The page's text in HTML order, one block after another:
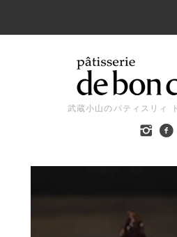
武蔵小山のパティスリィ